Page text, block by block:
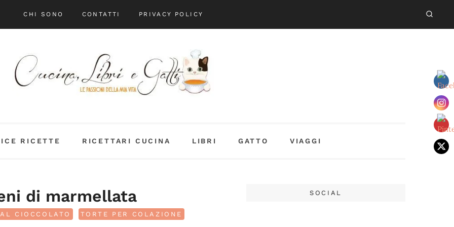
CHI SONO CONTATTI PRIVACY POLICY
RICETTE RICETTARI CUCINA LIBRI GATTO VIAGGI
di marmellata
CIOCCOLATO TORTE PER COLAZIONE
SOCIAL